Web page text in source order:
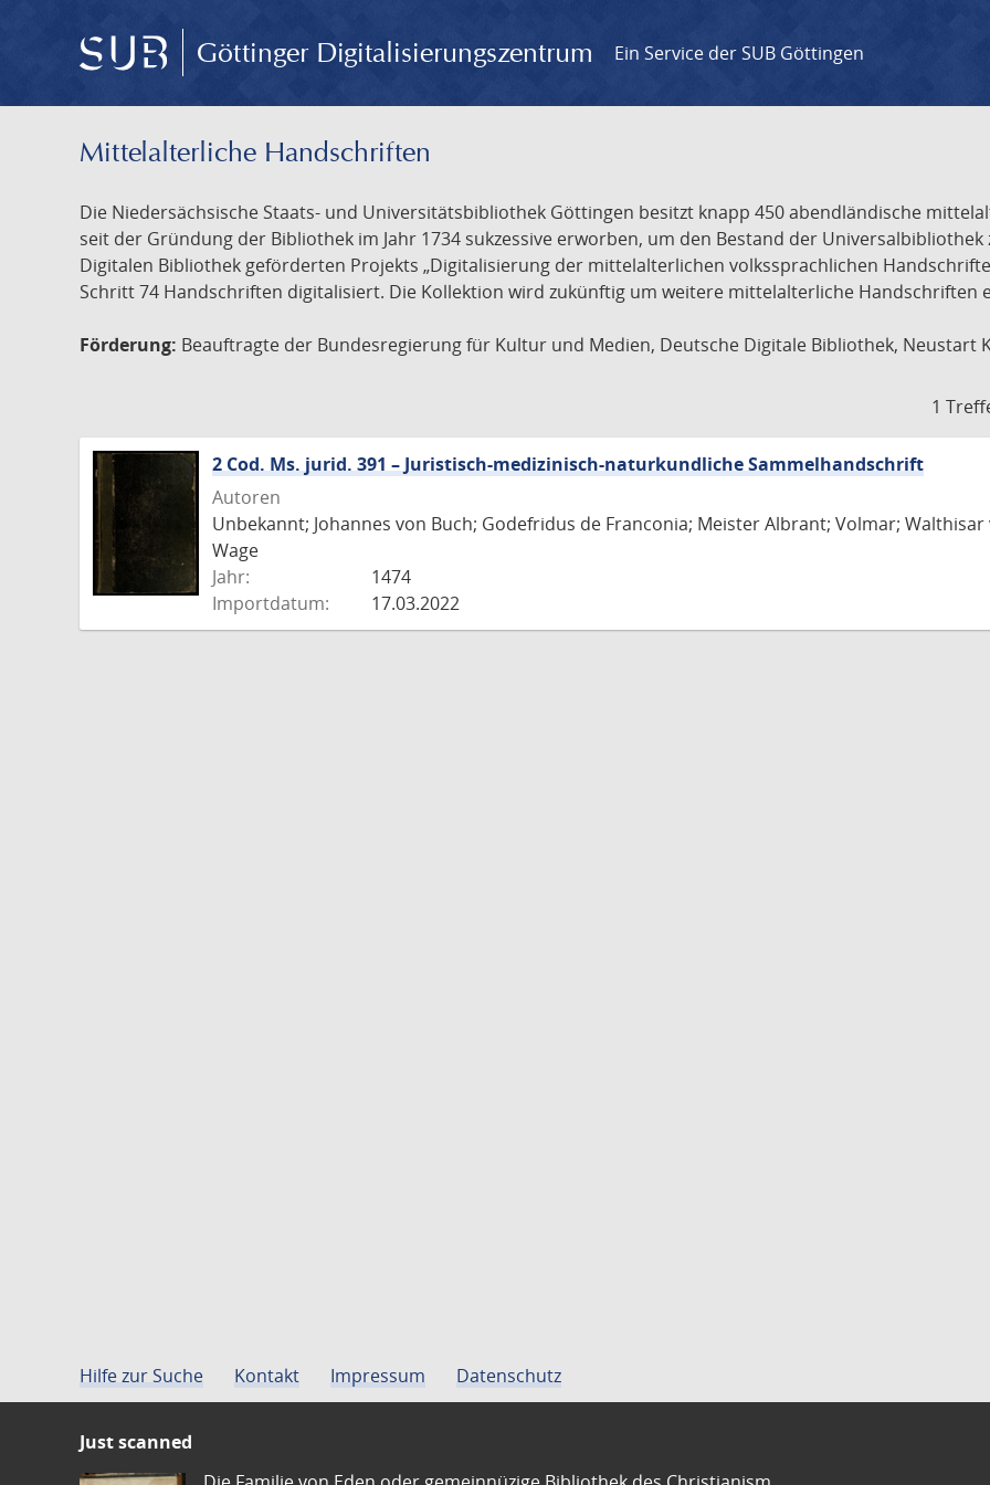
Göttinger Digitalisierungszentrum Ein Service der SUB Göttingen
Mittelalterliche Handschriften
Die Niedersächsische Staats- und Universitätsbibliothek Göttingen besitzt knapp 450 abendländische
seit der Gründung der Bibliothek im Jahr 1734 sukzessive erworben, um den Bestand der
Digitalen Bibliothek geförderten Projekts „Digitalisierung der mittelalterlichen volkssprachlichen
Schritt 74 Handschriften digitalisiert. Die Kollektion wird zukünftig um weitere mittelalterliche Handschriften
Förderung: Beauftragte der Bundesregierung für Kultur und Medien, Deutsche Digitale Bibliothek, Neustart
1
2 Cod. Ms. jurid. 391 – Juristisch-medizinisch-naturkundliche Sammelhandschrift
Autoren
Unbekannt; Johannes von Buch; Godefridus de Franconia; Meister Albrant; Volmar;
Wage
Jahr:
1474
Importdatum:
17.03.2022
Hilfe zur Suche Kontakt Impressum Datenschutz
Just scanned